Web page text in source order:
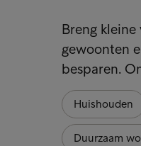
Breng
gewoonten
besparen.
Huishouden
Duurzaam